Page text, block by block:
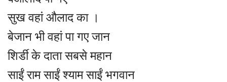
सुख वहां औलाद का ।
बेजान भी वहां पा गए जान
शिर्डी के दाता सबसे महान
साईं राम साईं श्याम साईं भगवान